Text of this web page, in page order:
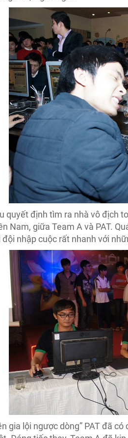
quyết định tìm ra nhà vô địch
Nam, giữa Team A và PAT.
đội nhập cuộc rất nhanh với
gia lội ngược dòng” PAT đã